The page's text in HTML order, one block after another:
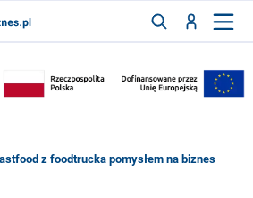
z foodtrucka pomysłem na biznes